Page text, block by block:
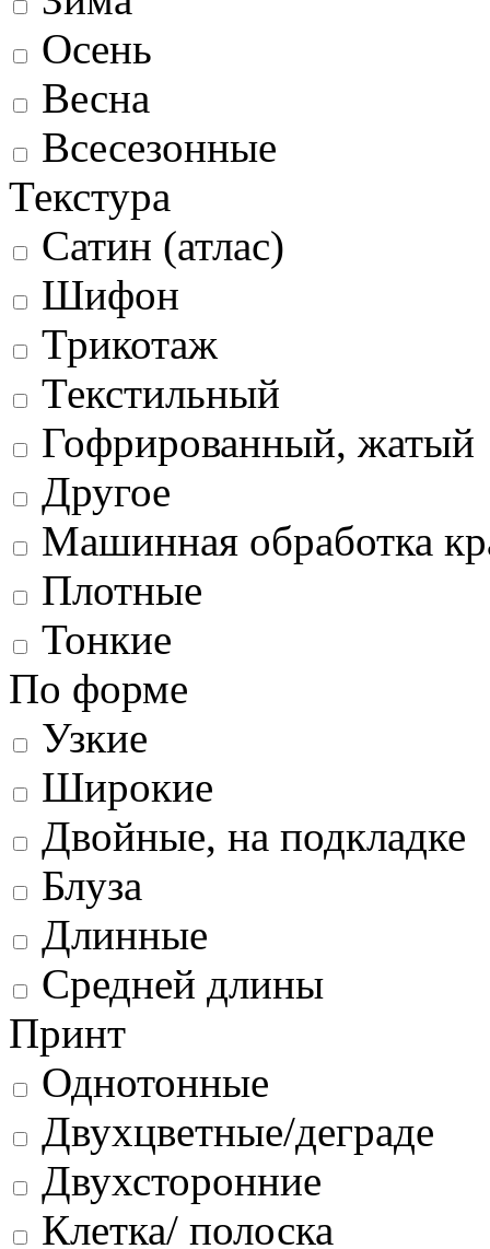
Осень
Весна
Всесезонные
Текстура
Сатин (атлас)
Шифон
Трикотаж
Текстильный
Гофрированный, жатый
Другое
Машинная обработка
Плотные
Тонкие
По форме
Узкие
Широкие
Двойные, на подкладке
Блуза
Длинные
Средней длины
Принт
Однотонные
Двухцветные/деграде
Двухсторонние
Клетка/ полоска